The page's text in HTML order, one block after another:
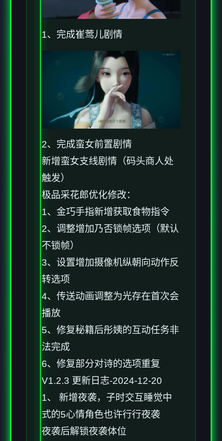
1、完成崔莺儿剧情
2、完成蛮女前置剧情
新增蛮女支线剧情（码头商人处
触发）
极品采花郎优化修改：
1、金巧手指新增获取食物指令
2、调整增加乃否锁帧选项（默认
不锁帧）
3、设置增加摄像机纵朝向动作反
转选项
4、传送动画调整为光存在首次会
播放
5、修复秘籍后彤姨的互动任务非
法完成
6、修复部分对诗的选项重复
V1.2.3 更新日志-2024-12-20
1、 新增夜袭，子时交互睡觉中
式的5心情角色也许行行夜袭
夜袭后解锁夜袭体位